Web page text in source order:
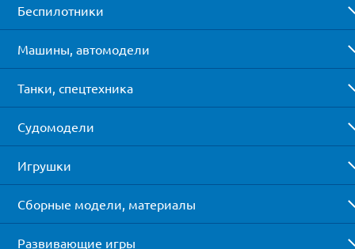
Беспилотники
Машины, автомодели
Танки, спецтехника
Судомодели
Игрушки
Сборные модели, материалы
Развивающие игры